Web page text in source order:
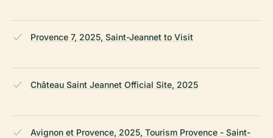
Provence 7, 2025, Saint-Jeannet to Visit
Château Saint Jeannet Official Site, 2025
Avignon et Provence, 2025, Tourism Provence - Saint-